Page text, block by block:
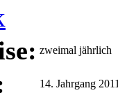
zweimal jährlich
14. Jahrgang